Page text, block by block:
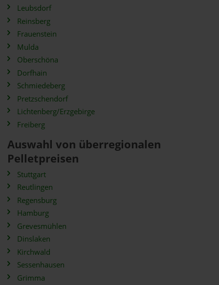
Leubsdorf
Reinsberg
Frauenstein
Mulda
Oberschöna
Dorfhain
Schmiedeberg
Pretzschendorf
Lichtenberg/Erzgebirge
Freiberg
Auswahl von überregionalen
Pelletpreisen
Stuttgart
Reutlingen
Regensburg
Hamburg
Grevesmühlen
Dinslaken
Kirchwald
Sessenhausen
Grimma